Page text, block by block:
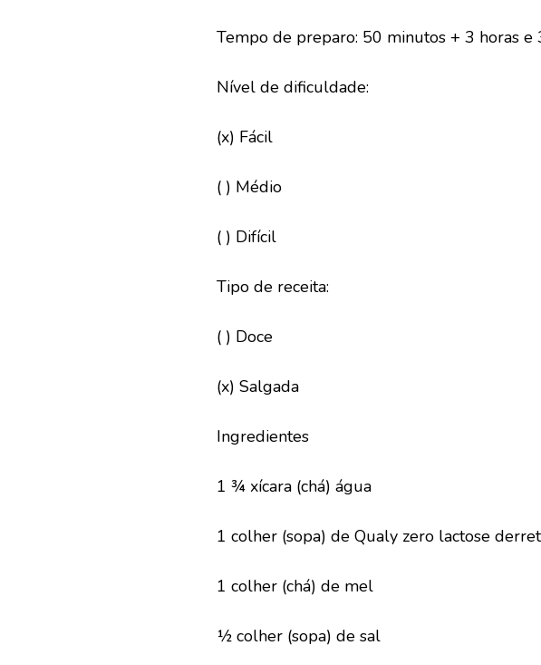
Tempo de preparo: 50 minutos + 3 horas
Nível de dificuldade:
(x) Fácil
( ) Médio
( ) Difícil
Tipo de receita:
( ) Doce
(x) Salgada
Ingredientes
1 ¾ xícara (chá) água
1 colher (sopa) de Qualy zero lactose
1 colher (chá) de mel
½ colher (sopa) de sal